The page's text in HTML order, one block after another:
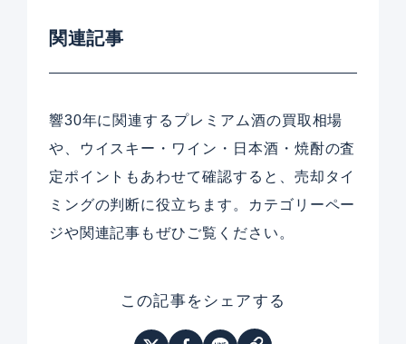
関連記事
響30年に関連するプレミアム酒の買取相場
や、ウイスキー・ワイン・日本酒・焼酎の査
定ポイントもあわせて確認すると、売却タイ
ミングの判断に役立ちます。カテゴリーペー
ジや関連記事もぜひご覧ください。
この記事をシェアする